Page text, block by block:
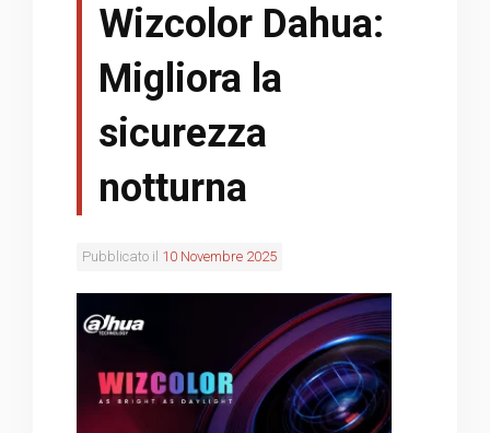
Wizcolor Dahua:
Migliora la
sicurezza
notturna
Pubblicato il 10 Novembre 2025